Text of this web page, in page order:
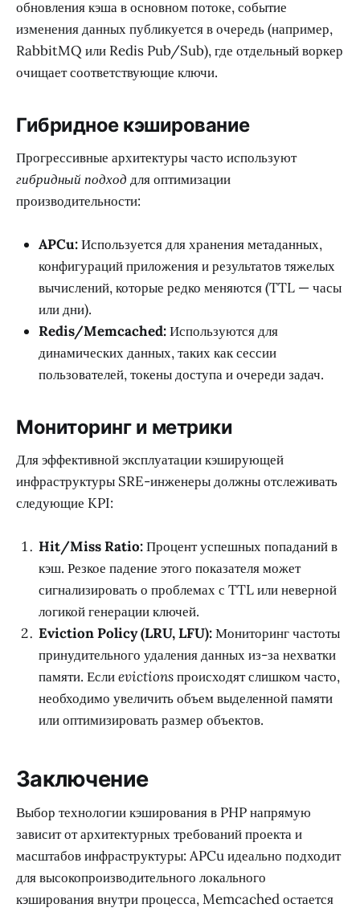
обновления кэша в основном потоке, событие
изменения данных публикуется в очередь (например,
RabbitMQ или Redis Pub/Sub), где отдельный воркер
очищает соответствующие ключи.
Гибридное кэширование
Прогрессивные архитектуры часто используют
гибридный подход для оптимизации
производительности:
APCu:Используется для хранения метаданных,
конфигураций приложения и результатов тяжелых
вычислений, которые редко меняются (TTL — часы
или дни).
Redis/Memcached:Используются для
динамических данных, таких как сессии
пользователей, токены доступа и очереди задач.
Мониторинг и метрики
Для эффективной эксплуатации кэширующей
инфраструктуры SRE-инженеры должны отслеживать
следующие KPI:
Hit/Miss Ratio:Процент успешных попаданий в
кэш. Резкое падение этого показателя может
сигнализировать о проблемах с TTL или неверной
логикой генерации ключей.
Eviction Policy (LRU, LFU):Мониторинг частоты
принудительного удаления данных из-за нехватки
памяти. Еслиevictionsпроисходят слишком часто,
необходимо увеличить объем выделенной памяти
или оптимизировать размер объектов.
Заключение
Выбор технологии кэширования в PHP напрямую
зависит от архитектурных требований проекта и
масштабов инфраструктуры: APCu идеально подходит
для высокопроизводительного локального
кэширования внутри процесса, Memcached остается